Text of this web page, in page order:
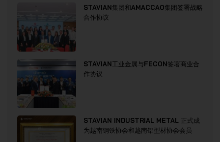
STAVIAN集团和AMACCAO集团签署战略
合作协议
STAVIAN工业金属与FECON签署商业合
作协议
STAVIAN INDUSTRIAL METAL 正式成
为越南钢铁协会和越南铝型材协会会员